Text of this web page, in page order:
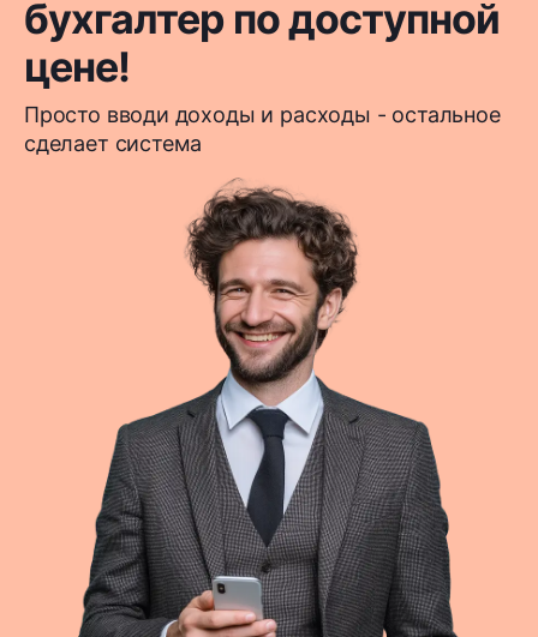
бухгалтер по доступной
цене!
Просто вводи доходы и расходы - остальное
сделает система